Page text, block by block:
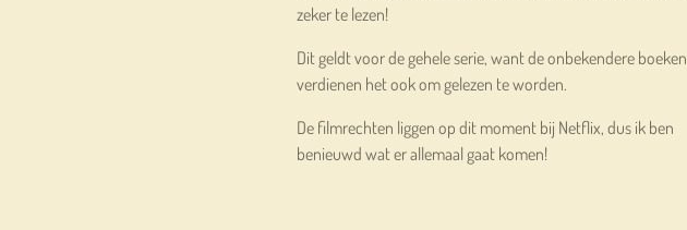
zeker te lezen!
Dit geldt voor de gehele serie, want de onbekendere boeken
verdienen het ook om gelezen te worden.
De filmrechten liggen op dit moment bij Netflix, dus ik ben
benieuwd wat er allemaal gaat komen!